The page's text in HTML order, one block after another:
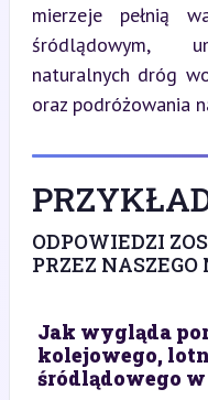
mierzeje pełnią
śródlądowym,
naturalnych dróg
oraz podróżowania
ODPOWIEDZI
PRZEZ
Jak wygląda
kolejowego,
śródlądowego w